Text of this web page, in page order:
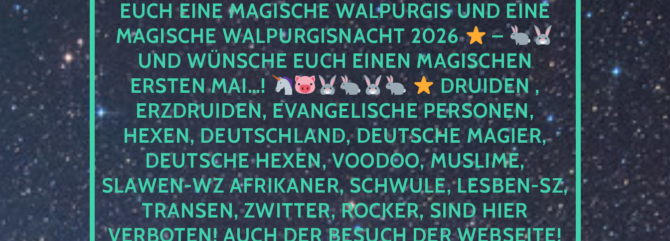
EUCH EINE MAGISCHE WALPURGIS UND EINE
MAGISCHE WALPURGISNACHT 2026
–
UND WÜNSCHE EUCH EINEN MAGISCHEN
ERSTEN MAI…!
DRUIDEN ,
ERZDRUIDEN, EVANGELISCHE PERSONEN,
HEXEN, DEUTSCHLAND, DEUTSCHE MAGIER,
DEUTSCHE HEXEN, VOODOO, MUSLIME,
SLAWEN-WZ AFRIKANER, SCHWULE, LESBEN-SZ,
TRANSEN, ZWITTER, ROCKER, SIND HIER
VERBOTEN! AUCH DER BESUCH DER WEBSEITE!